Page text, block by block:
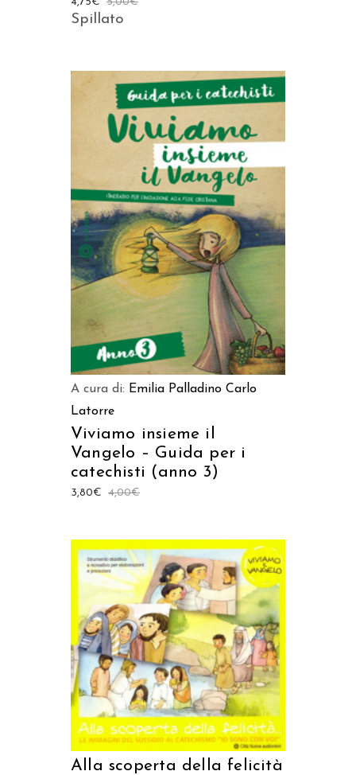
Spillato
AGGIUNGI AL CARRELLO
A cura di: Emilia Palladino Carlo
Latorre
Viviamo insieme il
Vangelo – Guida per i
catechisti (anno 3)
4,00€
3,80€
AGGIUNGI AL CARRELLO
Alla scoperta della felicità